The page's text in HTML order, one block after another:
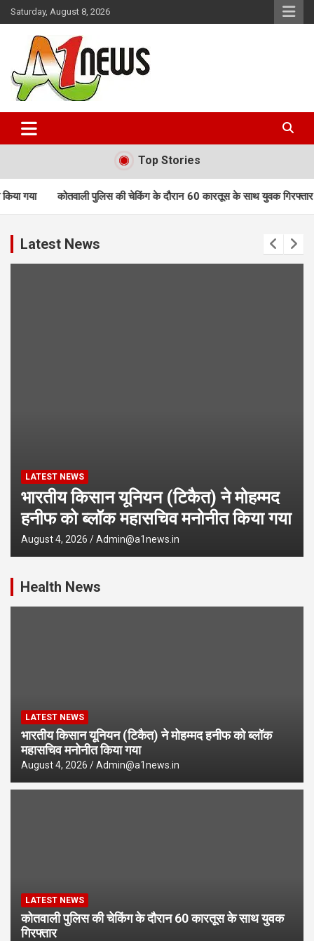
Skip
to
content
Saturday, August 8, 2026
A1news.in
Top Stories
कोतवाली पुलिस की चेकिंग के दौरान 60 कारतूस के साथ युवक गिरफ्तार
Latest News
यूनियन (टिकैत) ने मोहम्मद
महासचिव मनोनीत किया गया
Admin@a1news.in
कोतवाली
कारतूस के
Health News
LATEST NEWS
भारतीय किसान यूनियन (टिकैत) ने मोहम्मद हनीफ को ब्लॉक
महासचिव मनोनीत किया गया
August 4, 2026 Admin@a1news.in
LATEST NEWS
कोतवाली पुलिस की चेकिंग के दौरान 60 कारतूस के साथ युवक
गिरफ्तार